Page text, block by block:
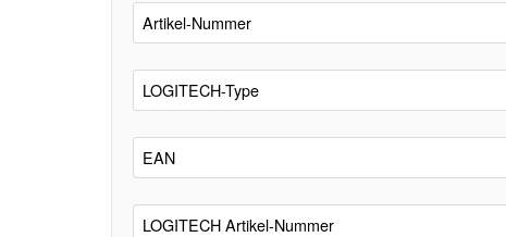
Artikel-Nummer
LOGITECH-Type
EAN
LOGITECH Artikel-Nummer